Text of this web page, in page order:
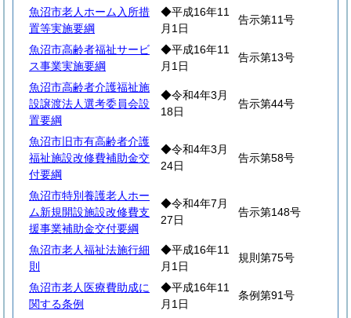
魚沼市老人ホーム入所措
置等実施要綱
◆平成16年11
月1日
告示第11号
魚沼市高齢者福祉サービ
ス事業実施要綱
◆平成16年11
月1日
告示第13号
魚沼市高齢者介護福祉施
設譲渡法人選考委員会設
置要綱
◆令和4年3月
18日
告示第44号
魚沼市旧市有高齢者介護
福祉施設改修費補助金交
付要綱
◆令和4年3月
24日
告示第58号
魚沼市特別養護老人ホー
ム新規開設施設改修費支
援事業補助金交付要綱
◆令和4年7月
27日
告示第148号
魚沼市老人福祉法施行細
則
◆平成16年11
月1日
規則第75号
魚沼市老人医療費助成に
関する条例
◆平成16年11
月1日
条例第91号